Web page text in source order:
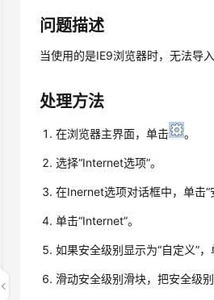
问题描述
当使用的是IE9浏览器时，无法导入
处理方法
在浏览器主界面，单击 。
选择“Internet选项”。
在Inernet选项对话框中，单击“
单击“Internet”。
如果安全级别显示为“自定义”
滑动安全级别滑块，把安全级